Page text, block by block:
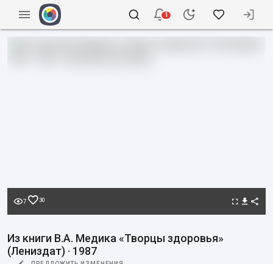
1
7 30
Из книги В.А. Медика «Творцы здоровья»
(Лениздат) · 1987